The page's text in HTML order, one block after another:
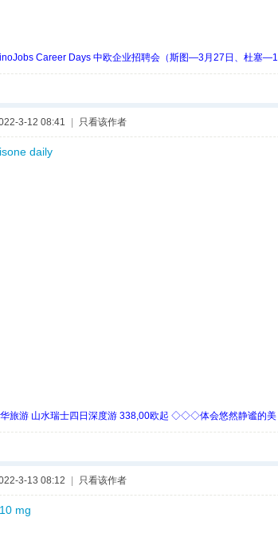
Career Days 中欧企业招聘会（斯图—3月27日、杜塞
3-12 08:41 只看该作者
daily
游 山水瑞士四日深度游 338,00欧起 ◇◇◇体会悠然静谧的美
3-13 08:12 只看该作者
mg